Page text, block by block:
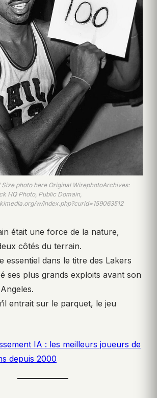
Size photo here Original WirephotoArchives:
HQ Photo, Public Domain,
w/index.php?curid=159063512
était une force de la nature,
côtés du terrain.
essentiel dans le titre des Lakers
ses plus grands exploits avant son
entrait sur le parquet, le jeu
IA : les meilleurs joueurs de
depuis 2000